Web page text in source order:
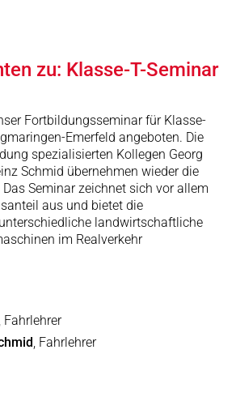
zu: Klasse-T-Seminar
Fortbildungsseminar für Klasse-
Emerfeld angeboten. Die
spezialisierten Kollegen Georg
Schmid übernehmen wieder die
Seminar zeichnet sich vor allem
aus und bietet die
landwirtschaftliche
im Realverkehr
, Fahrlehrer
, Fahrlehrer